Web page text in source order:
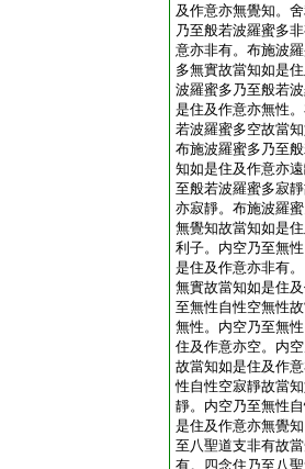
及作意亦無覺知。
乃至般若波羅蜜多
意亦非有。布施波
多無實故當知如是
波羅蜜多乃至般若
是住及作意亦無性
若波羅蜜多空故當
布施波羅蜜多乃至
知如是住及作意亦
至般若波羅蜜多寂
亦寂靜。布施波羅
無覺知故當知如是
利子。内空乃至無
是住及作意亦非有
無實故當知如是住
至無性自性空無性
無性。内空乃至無
住及作意亦空。内
故當知如是住及作
性自性空寂靜故當
靜。内空乃至無性
是住及作意亦無覺
至八聖道支非有故
有。四念住乃至八